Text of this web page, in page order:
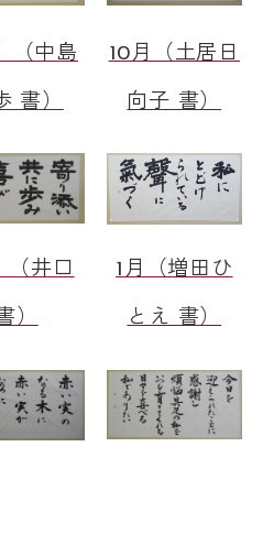
（中島
書）
10月（土居日
向子 書）
（井口
）
1月（増田ひ
とえ 書）